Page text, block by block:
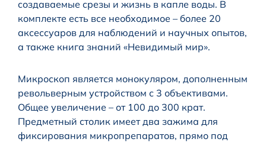
создаваемые срезы и жизнь в капле воды. В
комплекте есть все необходимое – более 20
аксессуаров для наблюдений и научных опытов,
а также книга знаний «Невидимый мир».
Микроскоп является монокуляром, дополненным
револьверным устройством с 3 объективами.
Общее увеличение – от 100 до 300 крат.
Предметный столик имеет два зажима для
фиксирования микропрепаратов, прямо под